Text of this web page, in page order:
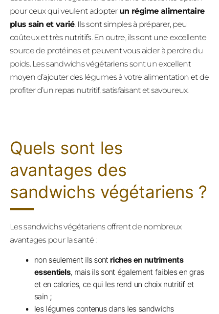
pour ceux qui veulent adopter un régime alimentaire
plus sain et varié. Ils sont simples à préparer, peu
coûteux et très nutritifs. En outre, ils sont une excellente
source de protéines et peuvent vous aider à perdre du
poids. Les sandwichs végétariens sont un excellent
moyen d’ajouter des légumes à votre alimentation et de
profiter d’un repas nutritif, satisfaisant et savoureux.
Quels sont les
avantages des
sandwichs végétariens ?
Les sandwichs végétariens offrent de nombreux
avantages pour la santé :
non seulement ils sont riches en nutriments
essentiels, mais ils sont également faibles en gras
et en calories, ce qui les rend un choix nutritif et
sain ;
les légumes contenus dans les sandwichs